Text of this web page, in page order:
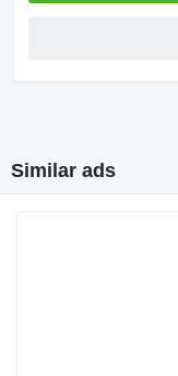
Similar ads